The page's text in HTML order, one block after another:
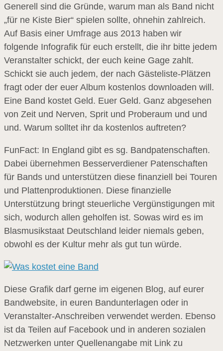
Generell sind die Gründe, warum man als Band nicht
„für ne Kiste Bier“ spielen sollte, ohnehin zahlreich.
Auf Basis einer Umfrage aus 2013 haben wir
folgende Infografik für euch erstellt, die ihr bitte jedem
Veranstalter schickt, der euch keine Gage zahlt.
Schickt sie auch jedem, der nach Gästeliste-Plätzen
fragt oder der euer Album kostenlos downloaden will.
Eine Band kostet Geld. Euer Geld. Ganz abgesehen
von Zeit und Nerven, Sprit und Proberaum und und
und. Warum solltet ihr da kostenlos auftreten?
FunFact: In England gibt es sg. Bandpatenschaften.
Dabei übernehmen Besserverdiener Patenschaften
für Bands und unterstützen diese finanziell bei Touren
und Plattenproduktionen. Diese finanzielle
Unterstützung bringt steuerliche Vergünstigungen mit
sich, wodurch allen geholfen ist. Sowas wird es im
Blasmusikstaat Deutschland leider niemals geben,
obwohl es der Kultur mehr als gut tun würde.
Diese Grafik darf gerne im eigenen Blog, auf eurer
Bandwebsite, in euren Bandunterlagen oder in
Veranstalter-Anschreiben verwendet werden. Ebenso
ist da Teilen auf Facebook und in anderen sozialen
Netzwerken unter Quellenangabe mit Link zu